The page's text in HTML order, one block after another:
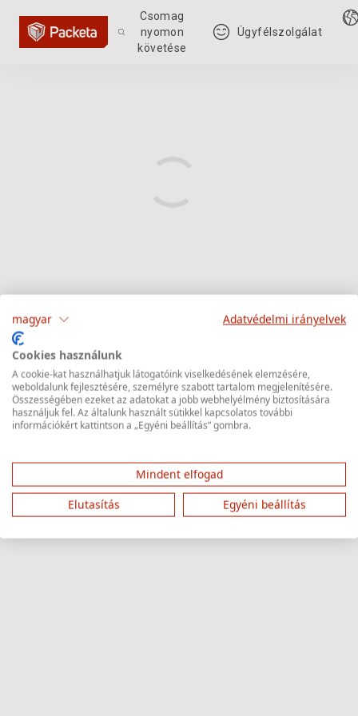
Csomag
nyomon
követése
Ügyfélszolgálat
magyar Adatvédelmi irányelvek
Cookies használunk
A cookie-kat használhatjuk látogatóink viselkedésének elemzésére,
weboldalunk fejlesztésére, személyre szabott tartalom megjelenítésére.
Összességében ezeket az adatokat a jobb webhelyélmény biztosítására
használjuk fel. Az általunk használt sütikkel kapcsolatos további
információkért kattintson a „Egyéni beállítás” gombra.
Mindent elfogad
Elutasítás
Egyéni beállítás